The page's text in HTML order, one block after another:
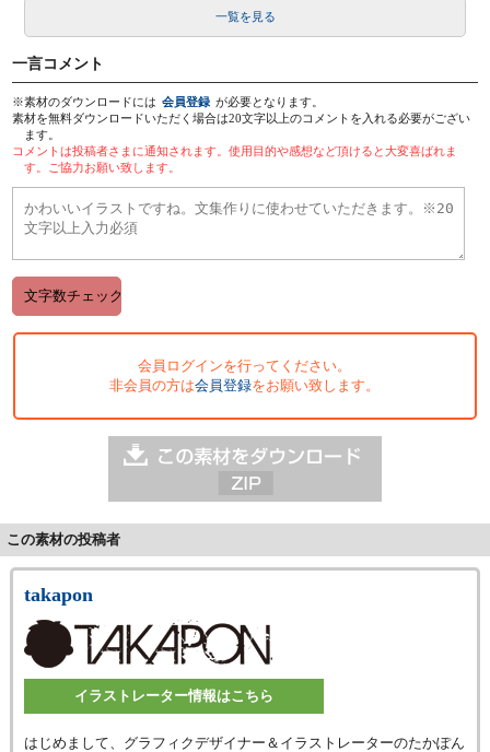
一覧を見る
一言コメント
※素材のダウンロードには 会員登録 が必要となります。
素材を無料ダウンロードいただく場合は20文字以上のコメントを入れる必要がござい
ます。
コメントは投稿者さまに通知されます。使用目的や感想など頂けると大変喜ばれま
す。ご協力お願い致します。
会員ログインを行ってください。
非会員の方は会員登録をお願い致します。
この素材の投稿者
takapon
イラストレーター情報はこちら
はじめまして、グラフィクデザイナー＆イラストレーターのたかぽん